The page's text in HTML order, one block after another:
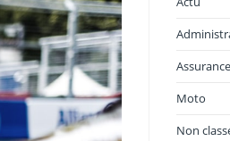
Assurance
Moto
Non